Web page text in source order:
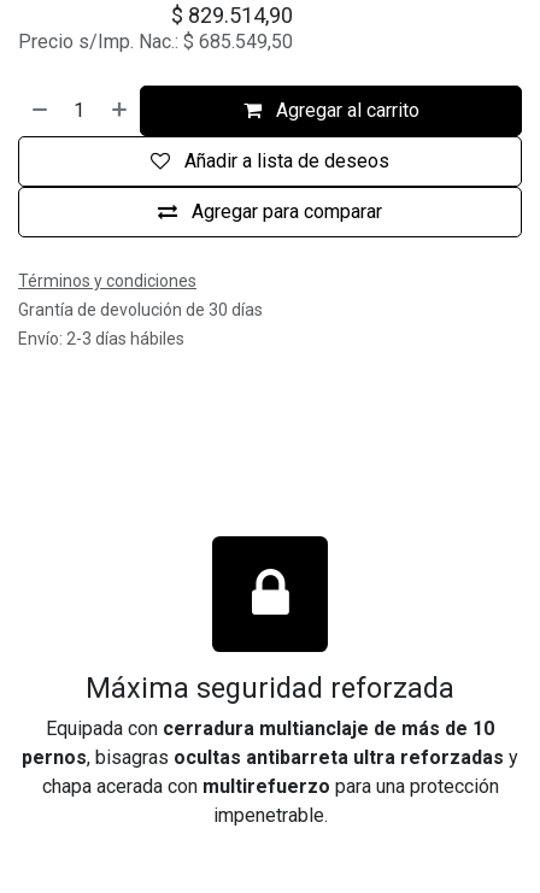
$ 829.514,90
Precio s/Imp. Nac.: $ 685.549,50
Agregar al carrito
Agregar para comparar
Añadir a lista de deseos
Términos y condiciones
Grantía de devolución de 30 días
Envío: 2-3 días hábiles
Máxima seguridad reforzada
Equipada con cerradura multianclaje de más de 10
pernos, bisagras ocultas antibarreta ultra reforzadas y
chapa acerada con multirefuerzo para una protección
impenetrable.